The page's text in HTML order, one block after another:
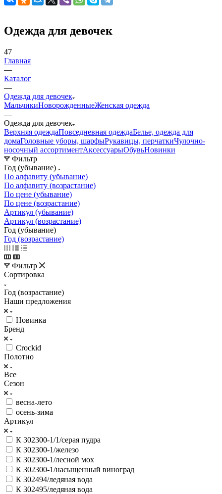
Одежда для девочек
47
Главная
—
Каталог
—
Одежда для девочек
МальчикиНоворожденныеЖенская одежда
—
Одежда для девочек
Верхняя одеждаПовседневная одеждаБелье, одежда для
домаГоловные уборы, шарфыРукавицы, перчаткиЧулочно-
носочный ассортиментАксессуарыОбувьНовинки
Фильтр
Год (убывание)
По алфавиту (убывание)
По алфавиту (возрастание)
По цене (убывание)
По цене (возрастание)
Артикул (убывание)
Артикул (возрастание)
Год (убывание)
Год (возрастание)
Фильтр
Сортировка
Год (возрастание)
Наши предложения
Hoвинкa
Бренд
Crockid
Полотно
Все
Сезон
весна-лето
осень-зима
Артикул
К 302300-1/1/серая пудра
К 302300-1/железо
К 302300-1/лесной мох
К 302300-1/насыщенный виноград
К 302494/ледяная вода
К 302495/ледяная вода